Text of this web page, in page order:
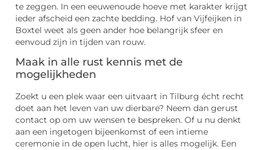
te zeggen. In een eeuwenoude hoeve met karakter krijgt
ieder afscheid een zachte bedding. Hof van Vijfeijken in
Boxtel weet als geen ander hoe belangrijk sfeer en
eenvoud zijn in tijden van rouw.
Maak in alle rust kennis met de
mogelijkheden
Zoekt u een plek waar een uitvaart in Tilburg écht recht
doet aan het leven van uw dierbare? Neem dan gerust
contact op om uw wensen te bespreken. Of u nu denkt
aan een ingetogen bijeenkomst of een intieme
ceremonie in de open lucht, hier is alles mogelijk. Een